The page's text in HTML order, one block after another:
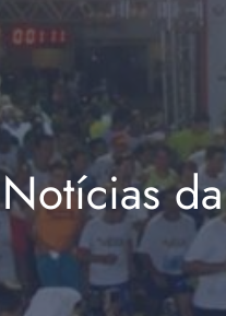
Notícias